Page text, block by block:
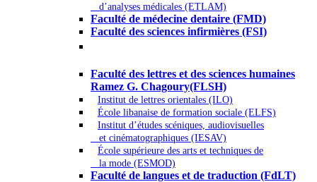
d’analyses médicales (ETLAM)
Faculté de médecine dentaire (FMD)
Faculté des sciences infirmières (FSI)
Faculté des lettres et des sciences humaines
Ramez G. Chagoury(FLSH)
Institut de lettres orientales (ILO)
École libanaise de formation sociale (ELFS)
Institut d’études scéniques, audiovisuelles
et cinématographiques (IESAV)
École supérieure des arts et techniques de
la mode (ESMOD)
Faculté de langues et de traduction (FdLT)